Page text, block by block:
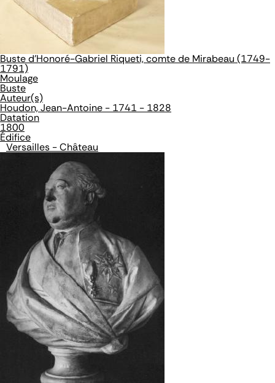
Buste d'Honoré-Gabriel Riqueti, comte de Mirabeau (1749-
1791)
Moulage
Buste
Auteur(s)
Houdon, Jean-Antoine - 1741 - 1828
Datation
1800
Édifice
Versailles - Château